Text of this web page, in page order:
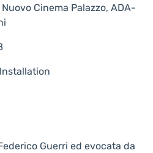
Cinema Palazzo, ADA-
Installation
Guerri ed evocata da